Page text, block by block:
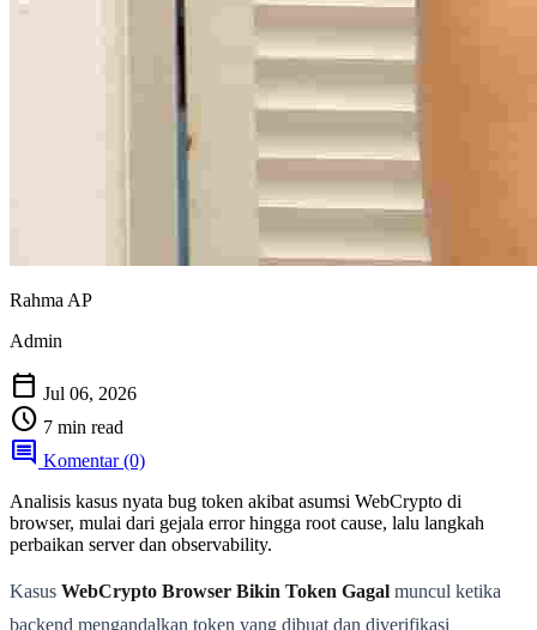
Rahma AP
Admin
calendar_today Jul 06, 2026
schedule 7 min read
comment Komentar (0)
Analisis kasus nyata bug token akibat asumsi WebCrypto di
browser, mulai dari gejala error hingga root cause, lalu langkah
perbaikan server dan observability.
Kasus WebCrypto Browser Bikin Token Gagal muncul ketika
backend mengandalkan token yang dibuat dan diverifikasi